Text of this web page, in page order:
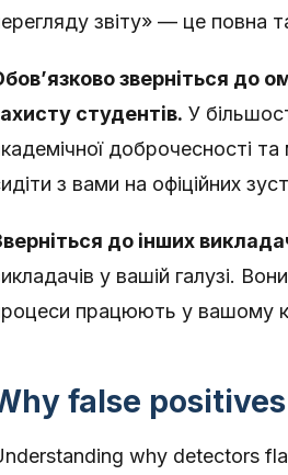
звіту» — це повна
зверніться до
студентів. У
доброчесності
з вами на офіційних
до інших
у вашій галузі.
працюють у вашому
false
why detectors